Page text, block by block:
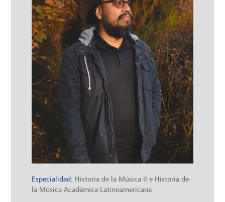
Especialidad: Historia de la Música II e Historia de
la Música Académica Latinoamericana